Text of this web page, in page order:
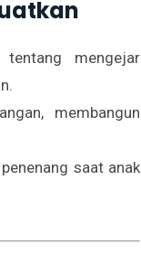
mengejar
membangun
saat anak